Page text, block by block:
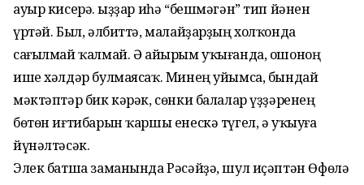
ауыр кисерә. Ҡыҙҙар иһә “бешмәгән” тип йәнен
үртәй. Был, әлбиттә, малайҙарҙың холҡонда
сағылмай ҡалмай. Ә айырым уҡығанда, ошоноң
ише хәлдәр булмаясаҡ. Минең уйымса, бындай
мәктәптәр бик кәрәк, сөнки балалар үҙҙәренең
бөтөн иғтибарын ҡаршы енескә түгел, ә уҡыуға
йүнәлтәсәк.
Элек батша заманында Рәсәйҙә, шул иҫәптән Өфөлә